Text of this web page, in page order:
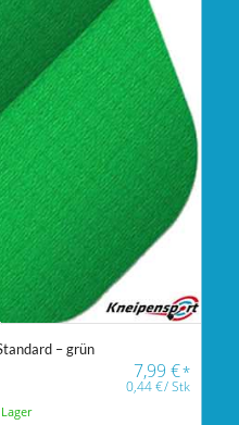
– grün
7,99€*
0,44€/Stk